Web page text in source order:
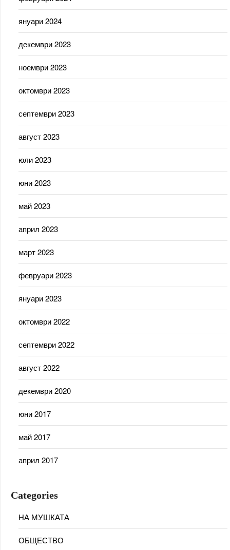
януари 2024
декември 2023
ноември 2023
октомври 2023
септември 2023
август 2023
юли 2023
юни 2023
май 2023
април 2023
март 2023
февруари 2023
януари 2023
октомври 2022
септември 2022
август 2022
декември 2020
юни 2017
май 2017
април 2017
Categories
НА МУШКАТА
ОБЩЕСТВО